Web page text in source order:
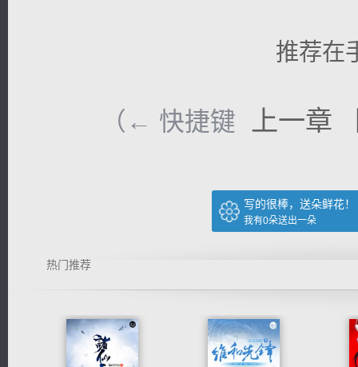
推荐在
（← 快捷键 上一章
写的很棒，送朵鲜花！
我有0朵送出一朵
热门推荐